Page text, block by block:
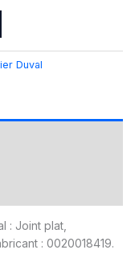
Duval
: Joint plat,
: 0020018419.